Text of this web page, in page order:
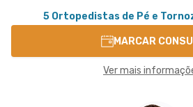
5 Ortopedistas de Pé e
MARCAR
Ver mais